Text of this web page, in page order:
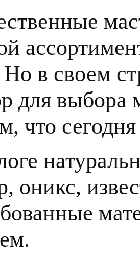
в своем
для выбора
что
оникс,